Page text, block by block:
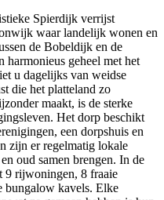
Spierdijk verrijst
waar landelijk wonen en
de Bobeldijk en de
geheel met het
u dagelijks van weidse
die het platteland zo
maakt, is de sterke
Het dorp beschikt
een dorpshuis en
zijn er regelmatig lokale
oud samen brengen. In de
9 rijwoningen, 8 fraaie
bungalow kavels. Elke